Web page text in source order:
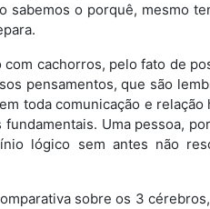
sabemos o porquê, mesmo
cachorros, pelo fato de
pensamentos, que são
toda comunicação e relação
Uma pessoa,
lógico sem antes não
sobre os 3